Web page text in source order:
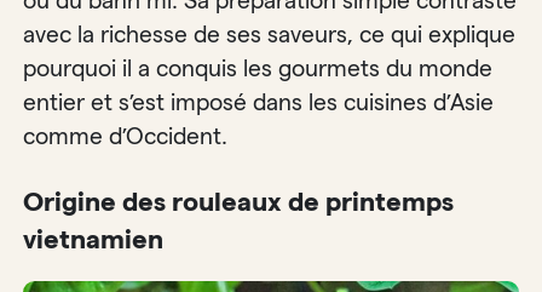
avec la richesse de ses saveurs, ce qui explique
pourquoi il a conquis les gourmets du monde
entier et s’est imposé dans les cuisines d’Asie
comme d’Occident.
Origine des rouleaux de printemps
vietnamien